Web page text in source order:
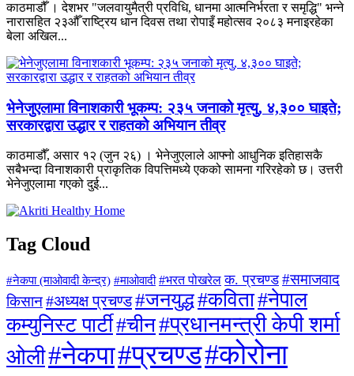
काठमाडौँ । देशभर "जलवायुमैत्री प्रविधि, धानमा आत्मनिर्भरता र समृद्धि" भन्ने
नारासहित २३औँ राष्ट्रिय धान दिवस तथा रोपाइँ महोत्सव २०८३ मनाइरहेका
बेला अखिल...
भेनेजुएलामा विनाशकारी भूकम्प: २३५ जनाको मृत्यु, ४,३०० घाइते;
सरकारद्वारा उद्धार र राहतको अभियान तीव्र
काठमाडौँ, असार १२ (जुन २६) । भेनेजुएलाले आफ्नो आधुनिक इतिहासकै
सबैभन्दा विनाशकारी प्राकृतिक विपत्तिमध्ये एकको सामना गरिरहेको छ। उत्तरी
भेनेजुएलामा गएको दुई...
Tag Cloud
#नेकपा (माओवादी केन्द्र) #माओवादी #भरत पोखरेल क. प्रचण्ड #समाजवाद
किसान#अध्यक्ष प्रचण्ड#जनयुद्ध#कविता#नेपाल
कम्युनिस्ट पार्टी#चीन#प्रधानमन्त्री केपी शर्मा
ओली#नेकपा#प्रचण्ड#कोरोना